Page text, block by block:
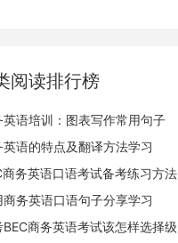
阅读排行榜
英语培训：图表写作常用句子
英语的特点及翻译方法学习
务英语口语考试备考练习方法推荐
商务英语口语句子分享学习
商务英语考试该怎样选择级别？